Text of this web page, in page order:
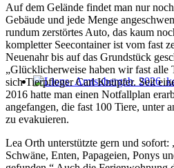
Auf dem Gelände findet man nur
Gebäude und jede Menge
rundum zerstörtes Auto, das kaum
kompletter Seecontainer ist vom fast
Neuenahr bis auf das Grundstück
„Glücklicherweise haben wir fast alle
sich Tierpfleger Carl Knüpfer. Seit
2016 hatte man einen Notfallplan
angefangen, die fast 100 Tiere, unter
zu evakuieren.
Lea Orth unterstützte gern und
Schwäne, Enten, Papageien, Ponys